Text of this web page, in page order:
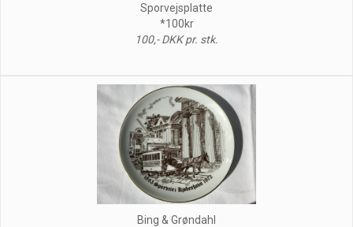
Sporvejsplatte
*100kr
100,- DKK pr. stk.
Bing & Grøndahl